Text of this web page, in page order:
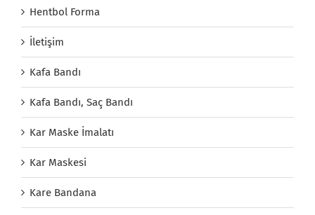
Hentbol Forma
İletişim
Kafa Bandı
Kafa Bandı, Saç Bandı
Kar Maske İmalatı
Kar Maskesi
Kare Bandana